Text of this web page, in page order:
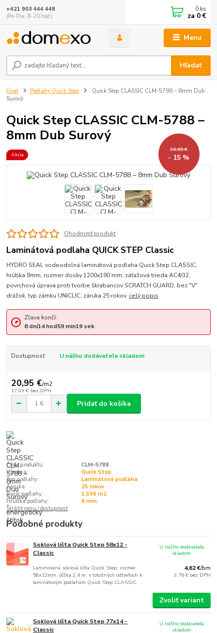
Menu
Hľadať
+421 903 444 448
(Po-Pia, 8-20 hod.)
0 ks
za 0 €
Úvod Podlahy Quick Step
Quick Step CLASSIC CLM-5788 – 8mm Dub
Surový
Quick Step CLASSIC CLM-5788 –
8mm Dub Surový
Akcia
24,65 €
- 15 %
Ohodnotiť produkt
Laminátová podlaha QUICK STEP Classic
HYDRO SEAL vodeodolná laminátová podlaha Quick Step CLASSIC,
hrúbka 8mm, rozmer dosky 1200x190 mm, záťažová trieda AC4/32,
povrchová úprava proti tvorbe škrabancov SCRATCH GUARD, bez "V"
drážok, typ zámku UNICLIC, záruka 25 rokov. celý popis
Zľava končí:
8 dní14hod59min19sek
Dostupnosť U nášho dodávateľa skladom
20,95 €/m2
17,03 € bez DPH
Pridať do košíka
Číslo produktu:
CLM-5788
Výrobca:
Quick Step
Typ podlahy:
Laminátová podlaha
Záruka:
25 rokov
Balík podlahy:
1,596 m2
Hrúbka podlahy:
8 mm
Strážiť cenu / dostupnosť
Podobné produkty
Soklová lišta Quick Step 58x12 -
Classic
Laminovaná soklová lišta Quick Step, rozmer
58x12mm, dĺžka 2,4 m, v totožných odtieňoch k
laminátovým podlahám Quick Step CLASSIC.
4,62 €/bm
3,76 € bez DPH
U nášho dodávateľa
skladom
Zvoliť variant
Soklová lišta Quick Step 77x14 -
Classic
U nášho dodávateľa
skladom